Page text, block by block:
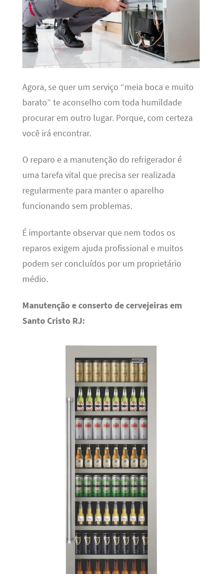
Agora, se quer um serviço “meia boca e muito
barato” te aconselho com toda humildade
procurar em outro lugar. Porque, com certeza
você irá encontrar.
O reparo e a manutenção do refrigerador é
uma tarefa vital que precisa ser realizada
regularmente para manter o aparelho
funcionando sem problemas.
É importante observar que nem todos os
reparos exigem ajuda profissional e muitos
podem ser concluídos por um proprietário
médio.
Manutenção e conserto de cervejeiras em
Santo Cristo RJ: